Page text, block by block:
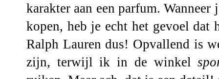
karakter aan een parfum.
kopen, heb je echt het gevoel dat
Ralph Lauren dus! Opvallend is
zijn, terwijl ik in de winkel